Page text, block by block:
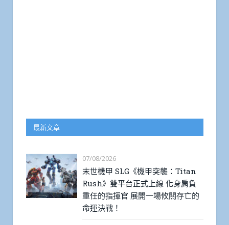
最新文章
07/08/2026
末世機甲 SLG《機甲突襲：Titan
Rush》雙平台正式上線 化身肩負
重任的指揮官 展開一場攸關存亡的
命運決戰！